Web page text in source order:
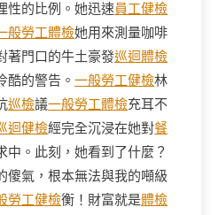
性的比例。她迅速員工健檢
般勞工體檢她用來測量咖啡
著門口的牛土豪發巡迴體檢
酷的警告。 一般勞工健檢林
巡檢議一般勞工體檢充耳不
迴健檢經完全沉浸在她對餐
中。此刻，她看到了什麼？
傻氣，根本無法與我的噸級
勞工健檢衡！財富就是體檢